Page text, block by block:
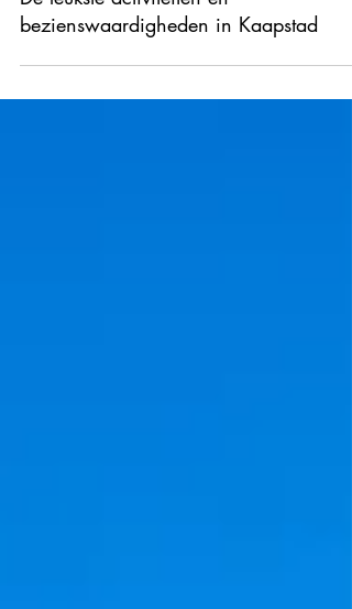
De leukste activiteiten en
bezienswaardigheden in Kaapstad